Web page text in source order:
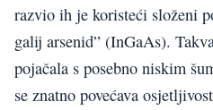
razvio ih je koristeći složeni
galij arsenid” (InGaAs).
pojačala s posebno niskim
se znatno povećava